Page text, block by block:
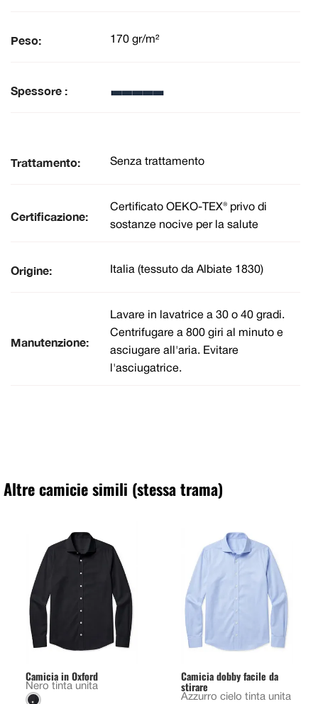
Peso: 170 gr/m²
Spessore :
Trattamento: Senza trattamento
Certificazione:
Certificato OEKO-TEX® privo di
sostanze nocive per la salute
Origine: Italia (tessuto da Albiate 1830)
Manutenzione:
Lavare in lavatrice a 30 o 40 gradi.
Centrifugare a 800 giri al minuto e
asciugare all'aria. Evitare
l'asciugatrice.
Altre camicie simili (stessa trama)
Camicia in Oxford
Nero tinta unita
Camicia dobby facile da
stirare
Azzurro cielo tinta unita